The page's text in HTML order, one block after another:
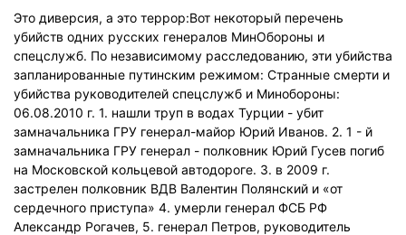
Это диверсия, а это террор:Вот некоторый перечень
убийств одних русских генералов МинОбороны и
спецслужб. По независимому расследованию, эти убийства
запланированные путинским режимом: Странные смерти и
убийства руководителей спецслужб и Минобороны:
06.08.2010 г. 1. нашли труп в водах Турции - убит
замначальника ГРУ генерал-майор Юрий Иванов. 2. 1 - й
замначальника ГРУ генерал - полковник Юрий Гусев погиб
на Московской кольцевой автодороге. 3. в 2009 г.
застрелен полковник ВДВ Валентин Полянский и «от
сердечного приступа» 4. умерли генерал ФСБ РФ
Александр Рогачев, 5. генерал Петров, руководитель